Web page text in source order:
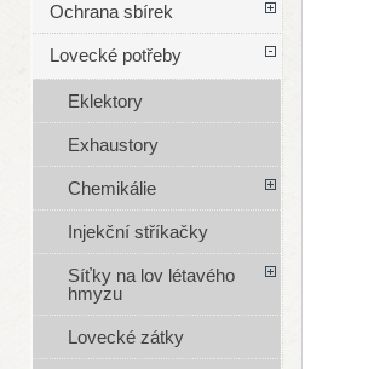
Ochrana sbírek
Lovecké potřeby
Eklektory
Exhaustory
Chemikálie
Injekční stříkačky
Síťky na lov létavého
hmyzu
Lovecké zátky